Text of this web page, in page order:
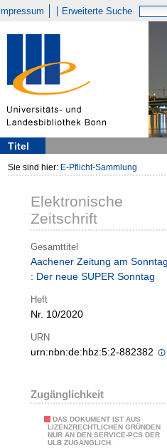
Impressum Erweiterte Suche
Titel
Sie sind hier: E-Pflicht-Sammlung
Elektronische
Zeitschrift
Gesamttitel
Aachener Zeitung am
: Der neue SUPER Sonntag
Heft
Nr. 10/2020
URN
urn:nbn:de:hbz:5:2-882382
Zugänglichkeit
DAS DOKUMENT IST AUS
LIZENZRECHTLICHEN GRÜNDEN
NUR AN DEN SERVICE-PCS DER
ULB ZUGÄNGLICH.